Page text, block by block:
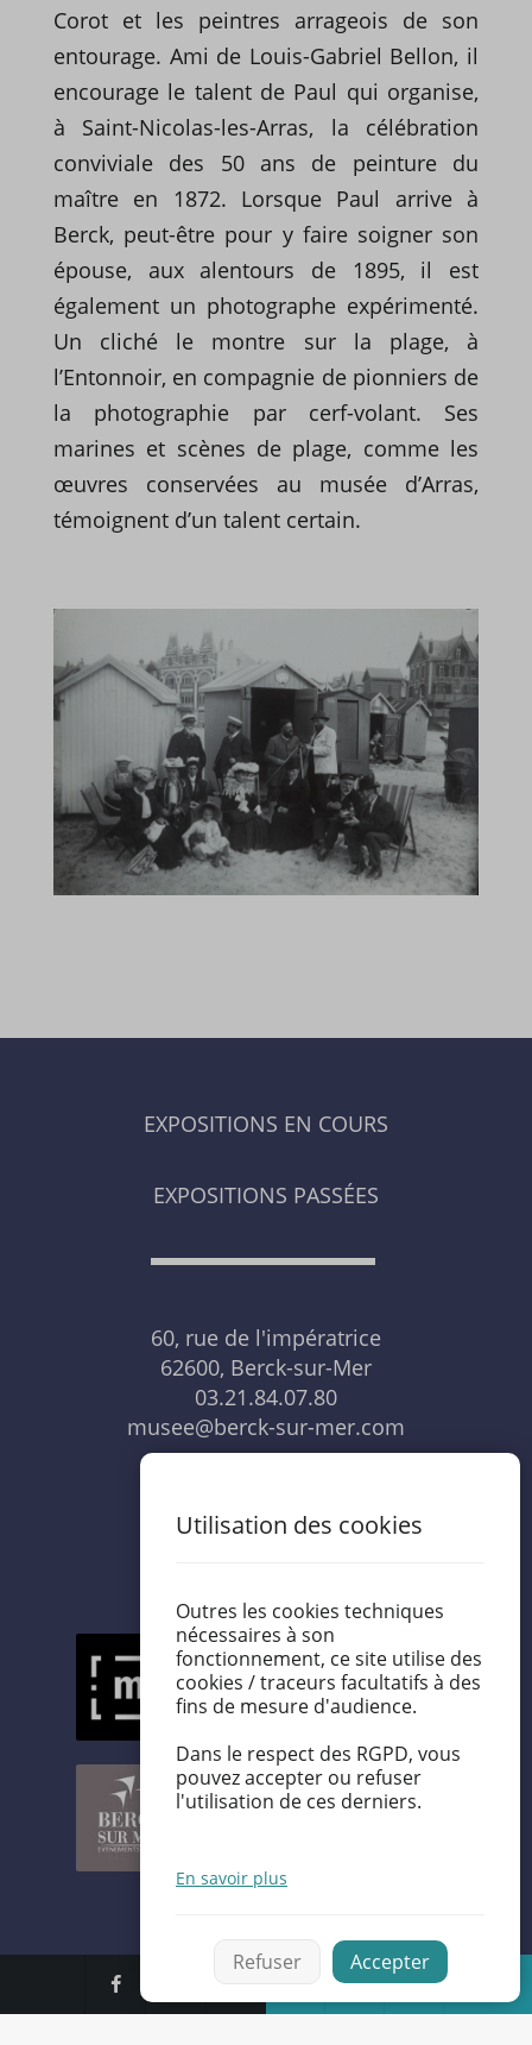
Corot et les peintres arrageois de son
entourage. Ami de Louis-Gabriel Bellon, il
encourage le talent de Paul qui organise,
à Saint-Nicolas-les-Arras, la célébration
conviviale des 50 ans de peinture du
maître en 1872. Lorsque Paul arrive à
Berck, peut-être pour y faire soigner son
épouse, aux alentours de 1895, il est
également un photographe expérimenté.
Un cliché le montre sur la plage, à
l’Entonnoir, en compagnie de pionniers de
la photographie par cerf-volant. Ses
marines et scènes de plage, comme les
œuvres conservées au musée d’Arras,
témoignent d’un talent certain.
EXPOSITIONS EN COURS
EXPOSITIONS PASSÉES
60, rue de l'impératrice
62600, Berck-sur-Mer
03.21.84.07.80
musee@berck-sur-mer.com
Utilisation des cookies
Outres les cookies techniques
nécessaires à son
fonctionnement, ce site utilise des
cookies / traceurs facultatifs à des
fins de mesure d'audience.
Dans le respect des RGPD, vous
pouvez accepter ou refuser
l'utilisation de ces derniers.
En savoir plus
Refuser Accepter